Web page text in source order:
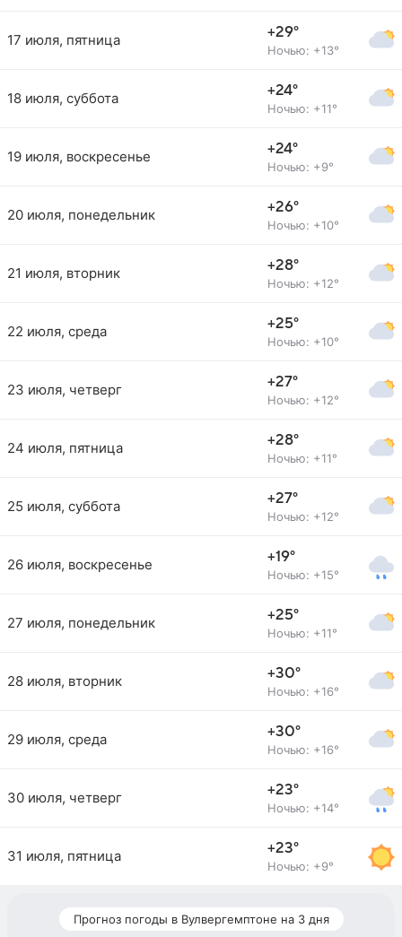
17 июля, пятница +29°
Ночью: +13°
18 июля, суббота +24°
Ночью: +11°
19 июля, воскресенье +24°
Ночью: +9°
20 июля, понедельник +26°
Ночью: +10°
21 июля, вторник +28°
Ночью: +12°
22 июля, среда +25°
Ночью: +10°
23 июля, четверг +27°
Ночью: +12°
24 июля, пятница +28°
Ночью: +11°
25 июля, суббота +27°
Ночью: +12°
26 июля, воскресенье +19°
Ночью: +15°
27 июля, понедельник +25°
Ночью: +11°
28 июля, вторник +30°
Ночью: +16°
29 июля, среда +30°
Ночью: +16°
30 июля, четверг +23°
Ночью: +14°
31 июля, пятница +23°
Ночью: +9°
Прогноз погоды в Вулвергемптоне на 3 дня